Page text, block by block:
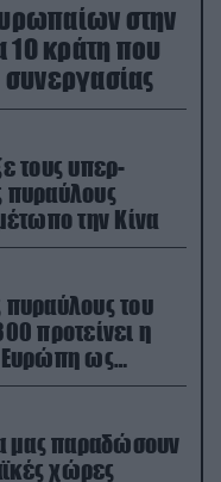
στην
κράτη που
τους υπερ-
πυραύλους
την Κίνα
του
προτείνει η
Ευρώπη ως
σύστημα
μας παραδώσουν
χώρες